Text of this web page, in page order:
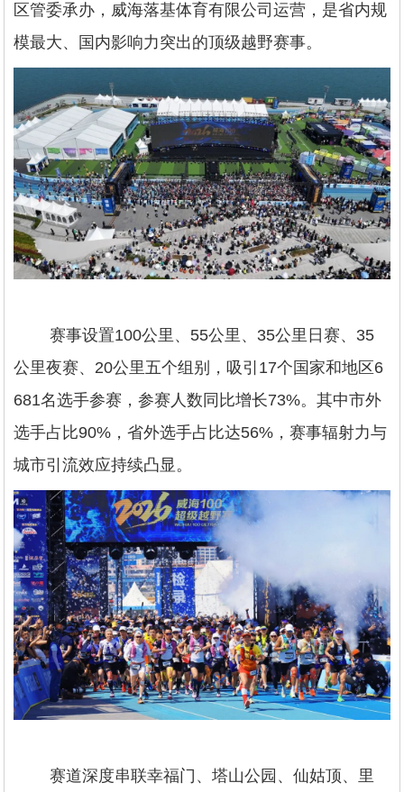
区管委承办，威海落基体育有限公司运营，是省内规
模最大、国内影响力突出的顶级越野赛事。
赛事设置100公里、55公里、35公里日赛、35
公里夜赛、20公里五个组别，吸引17个国家和地区6
681名选手参赛，参赛人数同比增长73%。其中市外
选手占比90%，省外选手占比达56%，赛事辐射力与
城市引流效应持续凸显。
赛道深度串联幸福门、塔山公园、仙姑顶、里